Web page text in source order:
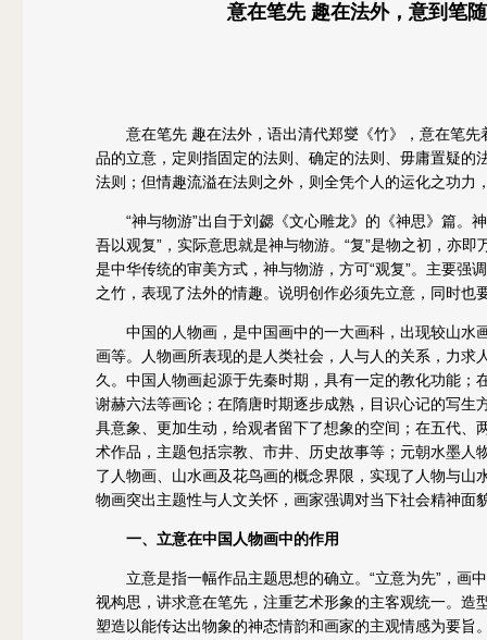
意在笔先 趣在法外，意到笔
意在笔先 趣在法外，语出清代郑燮《竹》，意在笔
品的立意，定则指固定的法则、确定的法则、毋庸置疑的
法则；但情趣流溢在法则之外，则全凭个人的运化之功力
“神与物游”出自于刘勰《文心雕龙》的《神思》篇。
吾以观复”，实际意思就是神与物游。“复”是物之初，亦
是中华传统的审美方式，神与物游，方可“观复”。主要
之竹，表现了法外的情趣。说明创作必须先立意，同时
中国的人物画，是中国画中的一大画科，出现较山
画等。人物画所表现的是人类社会，人与人的关系，力
久。中国人物画起源于先秦时期，具有一定的教化功能
谢赫六法等画论；在隋唐时期逐步成熟，目识心记的写
具意象、更加生动，给观者留下了想象的空间；在五代
术作品，主题包括宗教、市井、历史故事等；元朝水墨
了人物画、山水画及花鸟画的概念界限，实现了人物与
物画突出主题性与人文关怀，画家强调对当下社会精神面
一、立意在中国人物画中的作用
立意是指一幅作品主题思想的确立。“立意为先”，
视构思，讲求意在笔先，注重艺术形象的主客观统一。造
塑造以能传达出物象的神态情韵和画家的主观情感为要